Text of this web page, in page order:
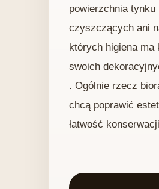
powierzchnia
czyszczących ani
których higiena
swoich
. Ogólnie rzecz
chcą poprawić
łatwość